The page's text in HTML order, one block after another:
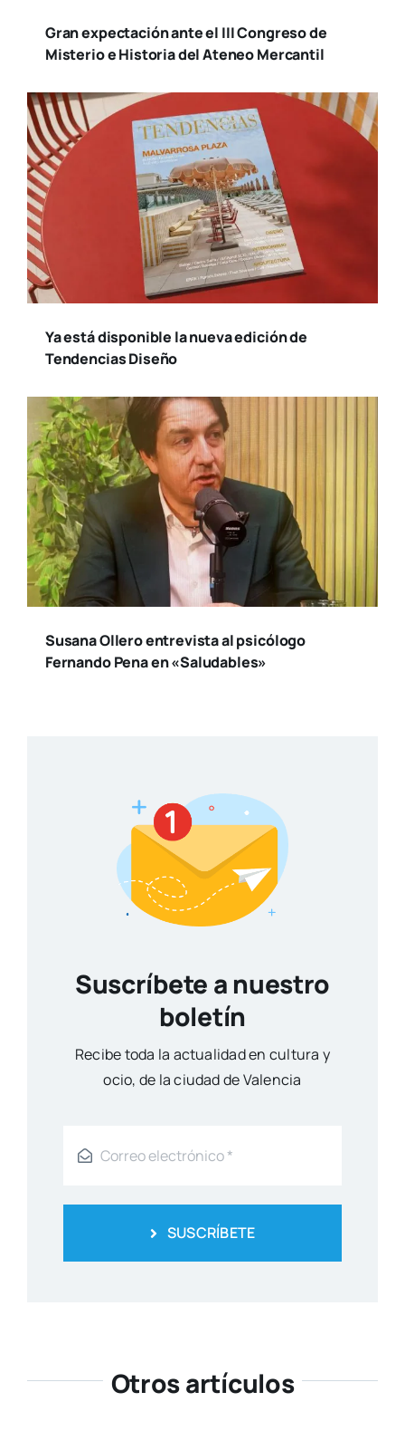
Gran expectación ante el III Congreso de
Misterio e Historia del Ateneo Mercantil
Ya está disponible la nueva edición de
Tendencias Diseño
Susana Ollero entrevista al psicólogo
Fernando Pena en «Saludables»
Suscríbete a nuestro
boletín
Reci­be toda la actua­li­dad en cul­tu­ra y
ocio, de la ciu­dad de Valen­cia
SUSCRÍBETE
Otros artículos